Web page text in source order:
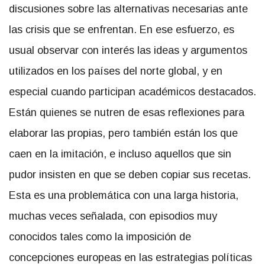
discusiones sobre las alternativas necesarias ante
las crisis que se enfrentan. En ese esfuerzo, es
usual observar con interés las ideas y argumentos
utilizados en los países del norte global, y en
especial cuando participan académicos destacados.
Están quienes se nutren de esas reflexiones para
elaborar las propias, pero también están los que
caen en la imitación, e incluso aquellos que sin
pudor insisten en que se deben copiar sus recetas.
Esta es una problemática con una larga historia,
muchas veces señalada, con episodios muy
conocidos tales como la imposición de
concepciones europeas en las estrategias políticas